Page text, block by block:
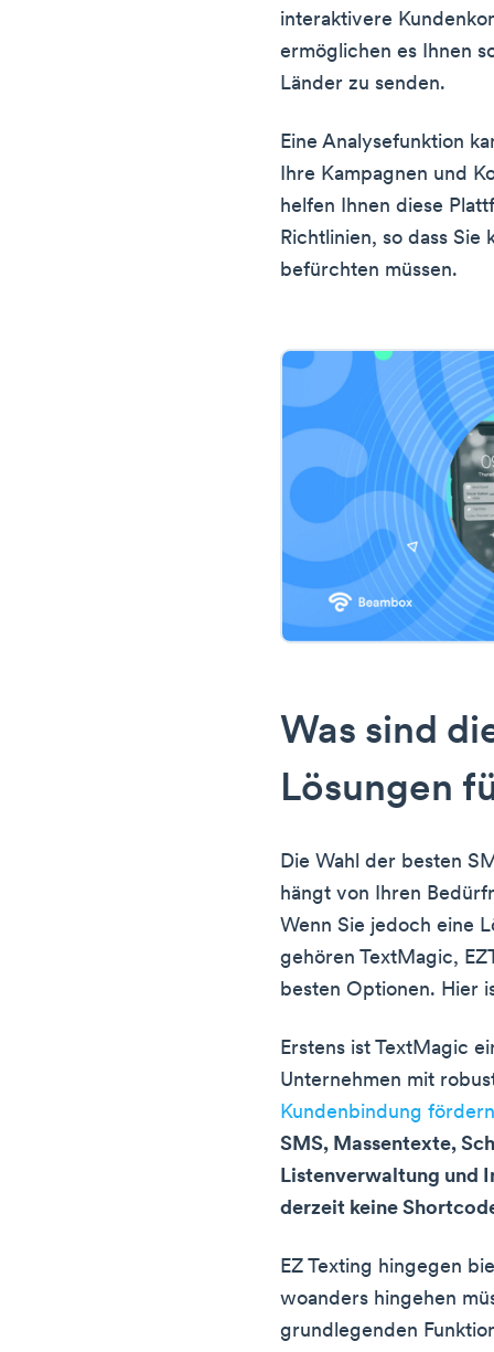
interaktivere
ermöglichen es Ihnen
Länder zu senden.
Eine Analysefunktion
Ihre Kampagnen und
helfen Ihnen diese
Richtlinien, so dass Sie
befürchten müssen.
Was sind
Lösungen
Die Wahl der besten
hängt von Ihren
Wenn Sie jedoch eine
gehören TextMagic,
besten Optionen. Hier
Erstens ist TextMagic
Unternehmen mit
Kundenbindung
SMS, Massentexte,
Listenverwaltung und
derzeit keine
EZ Texting hingegen
woanders hingehen
grundlegenden